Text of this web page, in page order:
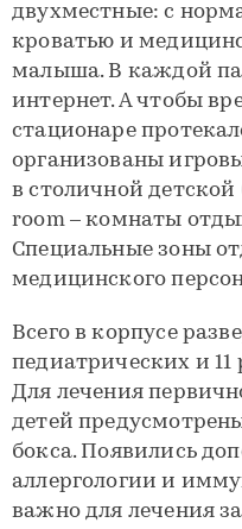
двухместные: с
кроватью и
малыша. В каждой
интернет. А чтобы
стационаре
организованы
в столичной
room – комнаты
Специальные зоны
медицинского
Всего в корпусе
педиатрических и
Для лечения
детей
бокса. Появились
аллергологии и
важно для лечения